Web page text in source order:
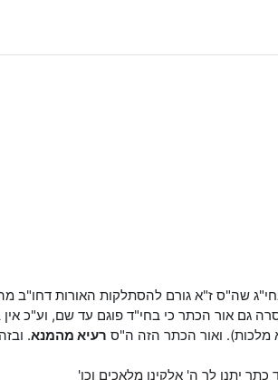
שה"ס ז"א גורם להסתלקות האורות דחו"ב
גם אור הכתר כי בחי"ד פוגם עד שם,
ואור הכתר הזה ה"ס רעיא מהמנא.
יתנו לך ה' אלקינו מלאכים וכו'